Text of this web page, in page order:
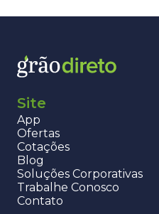
Site
App
Ofertas
Cotações
Blog
Soluções Corporativas
Trabalhe Conosco
Contato